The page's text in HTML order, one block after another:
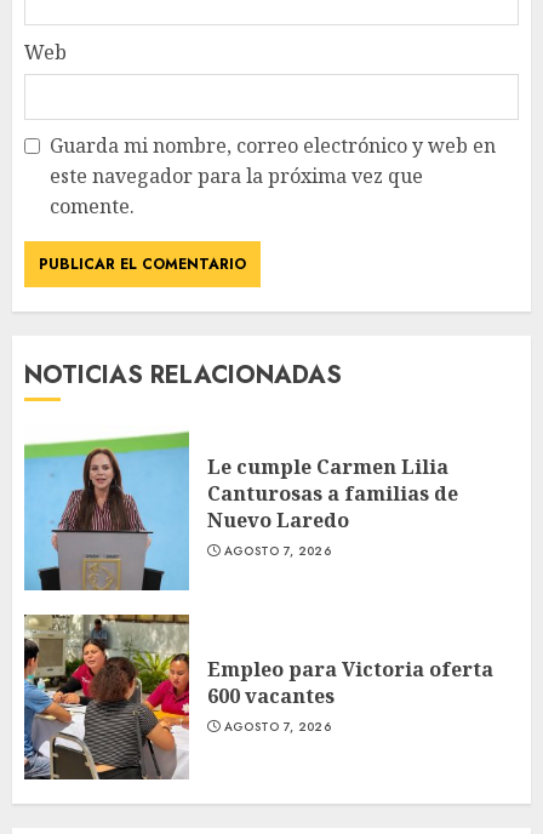
Web
Guarda mi nombre, correo electrónico y web en
este navegador para la próxima vez que
comente.
NOTICIAS RELACIONADAS
Le cumple Carmen Lilia
Canturosas a familias de
Nuevo Laredo
AGOSTO 7, 2026
Empleo para Victoria oferta
600 vacantes
AGOSTO 7, 2026